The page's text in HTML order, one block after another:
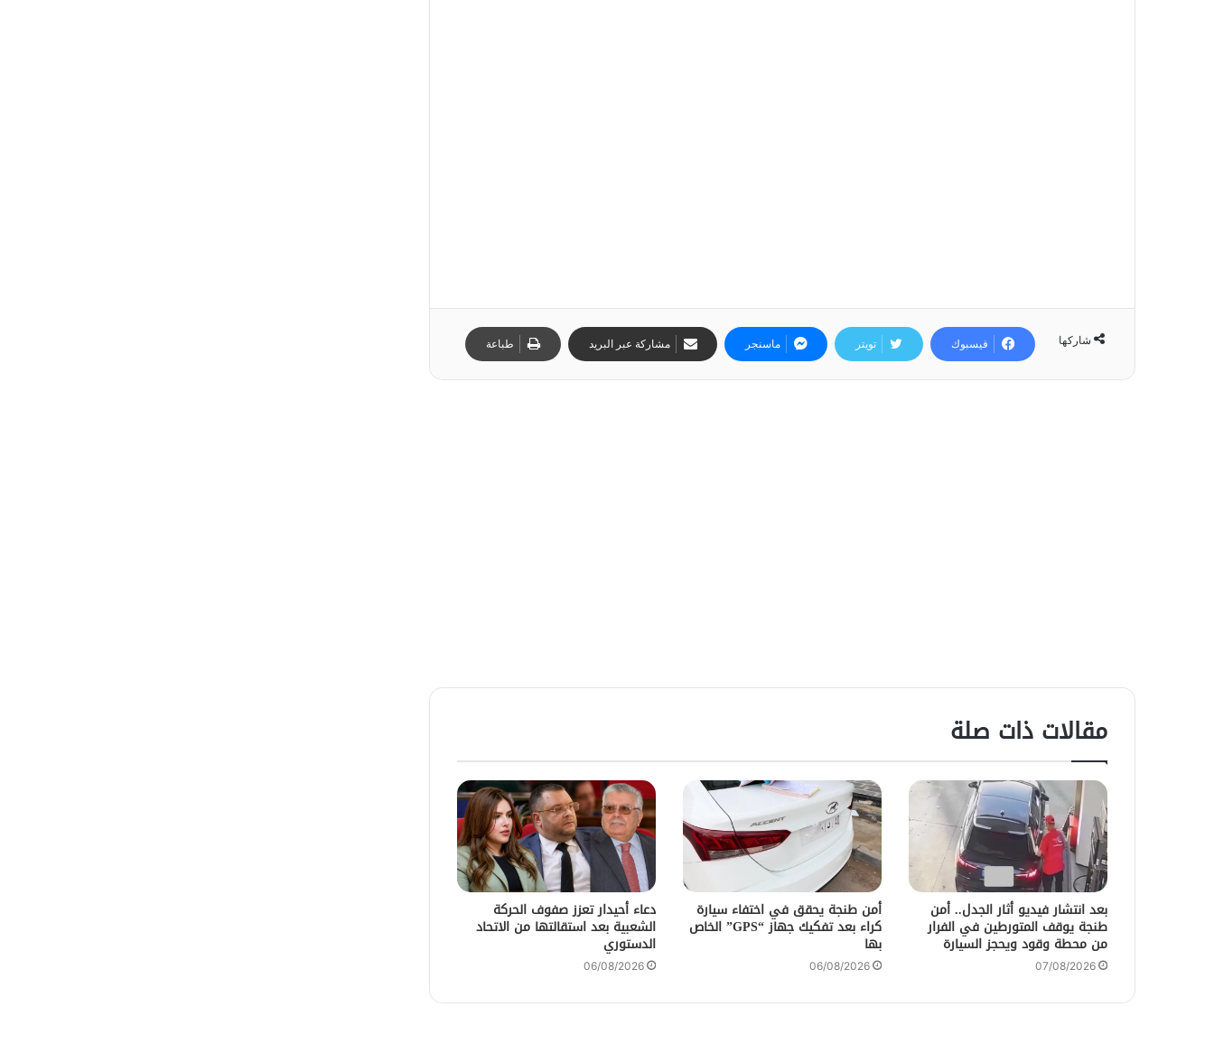
شاركها فيسبوك تويتر ماسنجر مشاركة عبر البريد طباعة
مقالات ذات صلة
بعد انتشار فيديو أثار الجدل.. أمن
طنجة يوقف المتورطين في الفرار
من محطة وقود ويحجز السيارة
07/08/2026
أمن طنجة يحقق في اختفاء سيارة
كراء بعد تفكيك جهاز “GPS” الخاص
بها
06/08/2026
دعاء أحيدار تعزز صفوف الحركة
الشعبية بعد استقالتها من الاتحاد
الدستوري
06/08/2026